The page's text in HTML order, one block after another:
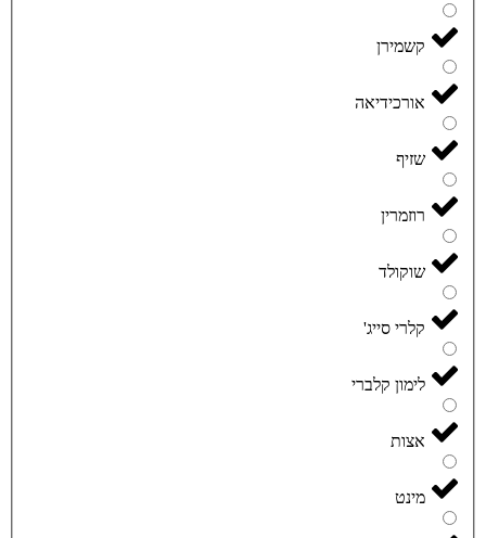
קשמירן
אורכידיאה
שזיף
רוזמרין
שוקולד
קלרי סייג'
לימון קלברי
אצות
מינט